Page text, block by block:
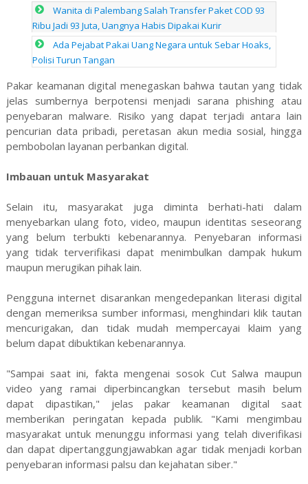
Wanita di Palembang Salah Transfer Paket COD 93
Ribu Jadi 93 Juta, Uangnya Habis Dipakai Kurir
Ada Pejabat Pakai Uang Negara untuk Sebar Hoaks,
Polisi Turun Tangan
Pakar keamanan digital menegaskan bahwa tautan yang tidak
jelas sumbernya berpotensi menjadi sarana phishing atau
penyebaran malware. Risiko yang dapat terjadi antara lain
pencurian data pribadi, peretasan akun media sosial, hingga
pembobolan layanan perbankan digital.
Imbauan untuk Masyarakat
Selain itu, masyarakat juga diminta berhati-hati dalam
menyebarkan ulang foto, video, maupun identitas seseorang
yang belum terbukti kebenarannya. Penyebaran informasi
yang tidak terverifikasi dapat menimbulkan dampak hukum
maupun merugikan pihak lain.
Pengguna internet disarankan mengedepankan literasi digital
dengan memeriksa sumber informasi, menghindari klik tautan
mencurigakan, dan tidak mudah mempercayai klaim yang
belum dapat dibuktikan kebenarannya.
"Sampai saat ini, fakta mengenai sosok Cut Salwa maupun
video yang ramai diperbincangkan tersebut masih belum
dapat dipastikan," jelas pakar keamanan digital saat
memberikan peringatan kepada publik. "Kami mengimbau
masyarakat untuk menunggu informasi yang telah diverifikasi
dan dapat dipertanggungjawabkan agar tidak menjadi korban
penyebaran informasi palsu dan kejahatan siber."